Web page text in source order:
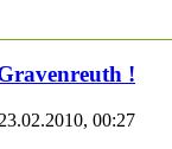
!
00:27